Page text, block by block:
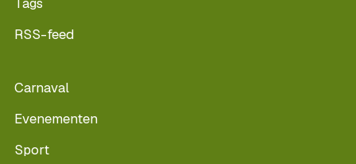
RSS-feed
Carnaval
Evenementen
Sport